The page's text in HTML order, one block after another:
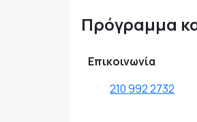
Πρόγραμμα
Επικοινωνία
210 992 2732